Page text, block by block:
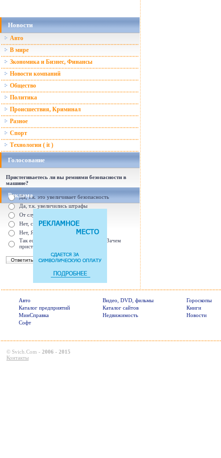
Новости
Авто
В мире
Зкономика и Бизнес, Финансы
Новости компаний
Общество
Политика
Происшествия, Криминал
Разное
Спорт
Технологии ( it )
Голосование
Пристегиваетесь ли вы ремнями безопасности в
машине?
Да, т.к. это увеличивает безопасность
Да, т.к. увеличились штрафы
От случая к случаю...
Нет, с ремнем не удобно
Нет, Я уверен в себе
Так есть же подушки безопасности! Зачем
пристегива
Реклама
Авто Видео, DVD, фильмы
Гороскопы
Каталог предприятий
Каталог сайтов
Книги
МинСправка
Недвижимость
Новости
Софт
© Svich.Com - 2006 - 2015
Контакты